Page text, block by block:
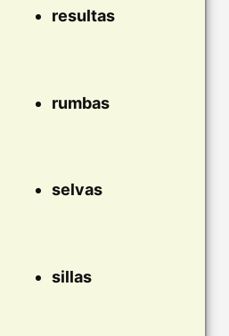
resultas
rumbas
selvas
sillas